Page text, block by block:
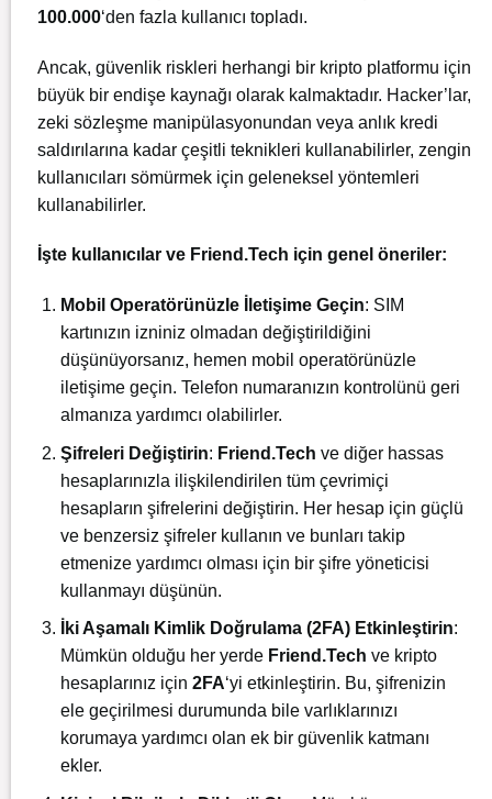
100.000‘den fazla kullanıcı topladı.
Ancak, güvenlik riskleri herhangi bir kripto platformu için
büyük bir endişe kaynağı olarak kalmaktadır. Hacker’lar,
zeki sözleşme manipülasyonundan veya anlık kredi
saldırılarına kadar çeşitli teknikleri kullanabilirler, zengin
kullanıcıları sömürmek için geleneksel yöntemleri
kullanabilirler.
İşte kullanıcılar ve Friend.Tech için genel öneriler:
Mobil Operatörünüzle İletişime Geçin: SIM
kartınızın izniniz olmadan değiştirildiğini
düşünüyorsanız, hemen mobil operatörünüzle
iletişime geçin. Telefon numaranızın kontrolünü geri
almanıza yardımcı olabilirler.
Şifreleri Değiştirin: Friend.Tech ve diğer hassas
hesaplarınızla ilişkilendirilen tüm çevrimiçi
hesapların şifrelerini değiştirin. Her hesap için güçlü
ve benzersiz şifreler kullanın ve bunları takip
etmenize yardımcı olması için bir şifre yöneticisi
kullanmayı düşünün.
İki Aşamalı Kimlik Doğrulama (2FA) Etkinleştirin:
Mümkün olduğu her yerde Friend.Tech ve kripto
hesaplarınız için 2FA‘yi etkinleştirin. Bu, şifrenizin
ele geçirilmesi durumunda bile varlıklarınızı
korumaya yardımcı olan ek bir güvenlik katmanı
ekler.